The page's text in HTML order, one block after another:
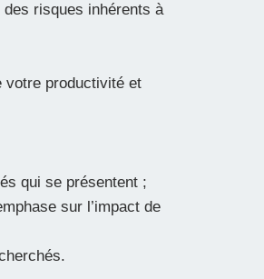
risques inhérents à
votre productivité et
qui se présentent ;
sur l’impact de